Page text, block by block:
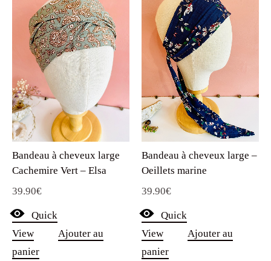
Bandeau à cheveux large
Cachemire Vert – Elsa
39.90€
Quick
View
Ajouter au
panier
Bandeau à cheveux large –
Oeillets marine
39.90€
Quick
View
Ajouter au
panier